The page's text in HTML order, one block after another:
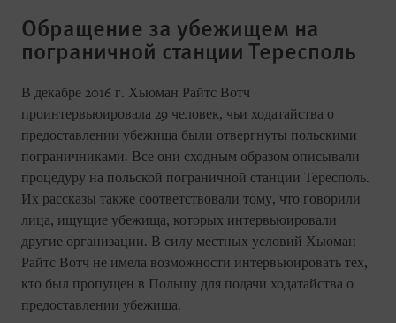
Обращение за убежищем на
пограничной станции Тересполь
В декабре 2016 г. Хьюман Райтс Вотч
проинтервьюировала 29 человек, чьи ходатайства о
предоставлении убежища были отвергнуты польскими
пограничниками. Все они сходным образом описывали
процедуру на польской пограничной станции Тересполь.
Их рассказы также соответствовали тому, что говорили
лица, ищущие убежища, которых интервьюировали
другие организации. В силу местных условий Хьюман
Райтс Вотч не имела возможности интервьюировать тех,
кто был пропущен в Польшу для подачи ходатайства о
предоставлении убежища.